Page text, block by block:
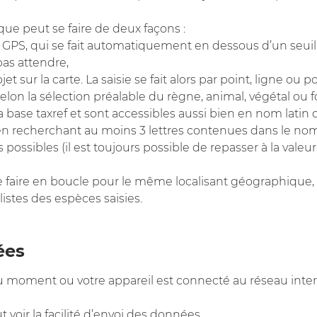
peut se faire de deux façons :
qui se fait automatiquement en dessous d’un
attendre,
sur la carte. La saisie se fait alors par point, ligne ou
la sélection préalable du règne, animal, végétal ou
base taxref et sont accessibles aussi bien en nom latin
recherchant au moins 3 lettres contenues dans le
possibles (il est toujours possible de repasser à la
faire en boucle pour le même localisant géographique,
des espèces saisies.
moment ou votre appareil est connecté au réseau
voir la facilité d’envoi des données.